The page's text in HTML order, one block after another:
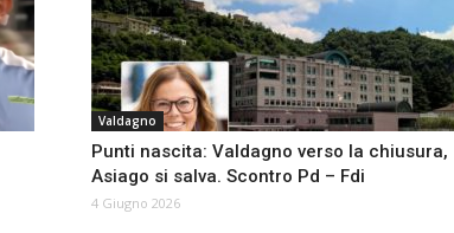
Valdagno
Punti nascita: Valdagno verso la chiusura,
Asiago si salva. Scontro Pd – Fdi
4 Giugno 2026